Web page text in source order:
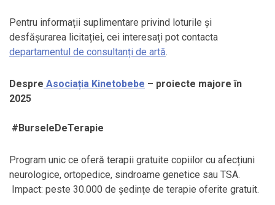
Pentru informații suplimentare privind loturile și
desfășurarea licitației, cei interesați pot contacta
departamentul de consultanți de artă.
Despre Asociația Kinetobebe – proiecte majore în
2025
#BurseleDeTerapie
Program unic ce oferă terapii gratuite copiilor cu afecțiuni
neurologice, ortopedice, sindroame genetice sau TSA.
Impact: peste 30.000 de ședințe de terapie oferite gratuit.